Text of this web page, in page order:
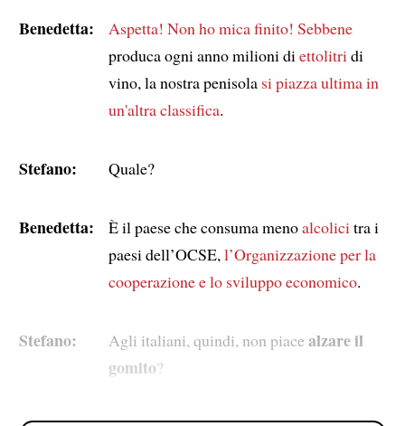
Benedetta: Aspetta! Non ho mica finito! Sebbene
produca ogni anno milioni di ettolitri di
vino, la nostra penisola si piazza ultima in
un'altra classifica.
Stefano: Quale?
Benedetta: È il paese che consuma menoalcolici tra i
paesi dell’OCSE, l’Organizzazione per la
cooperazione e lo sviluppo economico.
Stefano: Agli italiani, quindi, non piace alzare il
gomito?